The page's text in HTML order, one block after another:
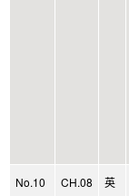
No.10 CH.08
英